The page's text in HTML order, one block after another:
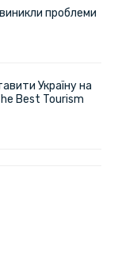
проблеми
Україну на
Best Tourism